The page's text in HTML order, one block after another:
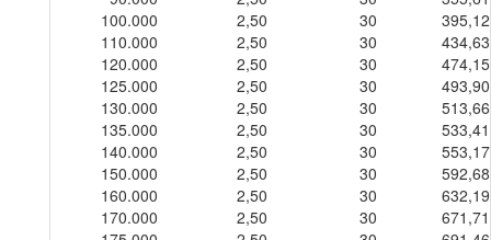
100.000
2,50 30
395,12
110.000
2,50 30
434,63
120.000
2,50 30
474,15
125.000
2,50 30
493,90
130.000
2,50 30
513,66
135.000
2,50 30
533,41
140.000
2,50 30
553,17
150.000
2,50 30
592,68
160.000
2,50 30
632,19
170.000
2,50 30
671,71